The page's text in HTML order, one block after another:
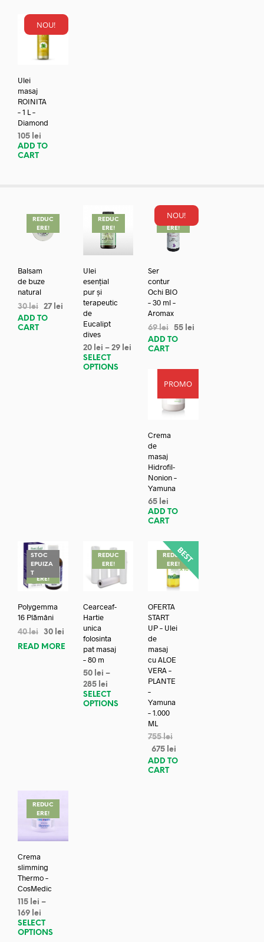
NOU!
Ulei
masaj
ROINITA
– 1 L –
Diamond
105 lei
ADD TO
CART
REDUC
ERE!
Balsam
de buze
natural
30lei 27 lei
ADD TO
CART
REDUC
ERE!
Ulei
esențial
pur și
terapeutic
de
Eucalipt
dives
20 lei – 29 lei
SELECT
OPTIONS
NOU!
REDUC
ERE!
Ser
contur
Ochi BIO
– 30 ml –
Aromax
69lei 55 lei
ADD TO
CART
PROMO
Crema
de
masaj
Hidrofil-
Nonion –
Yamuna
65 lei
ADD TO
CART
STOC
EPUIZA
TREDUC
ERE!
Polygemma
16 Plămâni
40lei 30 lei
READ MORE
REDUC
ERE!
Cearceaf-
Hartie
unica
folosinta
pat masaj
– 80 m
50 lei –
285 lei
SELECT
OPTIONS
REDUC
ERE!
OFERTA
START
UP – Ulei
de
masaj
cu ALOE
VERA –
PLANTE
–
Yamuna
– 1.000
ML
755lei
675 lei
ADD TO
CART
REDUC
ERE!
Crema
slimming
Thermo –
CosMedic
115 lei –
169 lei
SELECT
OPTIONS